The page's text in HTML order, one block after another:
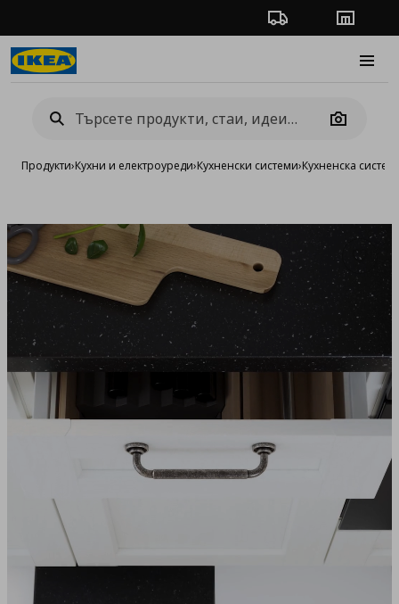
Проследяване на
Camera
Продукти›Кухни и електроуреди›Кухненски системи›Кухненска